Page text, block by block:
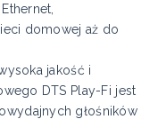
domowej aż do
jakość i
DTS Play-Fi jest
głośników